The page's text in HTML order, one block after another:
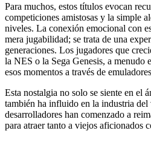
Para muchos, estos títulos evocan
competiciones amistosas y la simple
niveles. La conexión emocional con
mera jugabilidad; se trata de una
generaciones. Los jugadores que
la NES o la Sega Genesis, a menudo
esos momentos a través de
Esta nostalgia no solo se siente en el
también ha influido en la industria
desarrolladores han comenzado a
para atraer tanto a viejos aficionados